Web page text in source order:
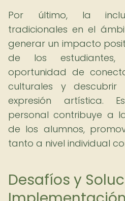
Por último, la
tradicionales en el
generar un impacto
de los
oportunidad de
culturales y
expresión artística.
personal contribuye a
de los alumnos,
tanto a nivel individual
Desafíos y